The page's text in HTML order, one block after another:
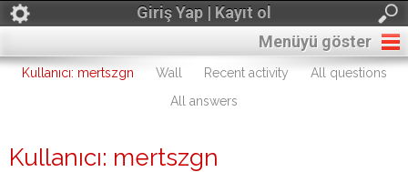
Giriş Yap | Kayıt ol
Menüyü göster
Kullanıcı: mertszgn Wall Recent activity
All questions
All answers
Kullanıcı: mertszgn